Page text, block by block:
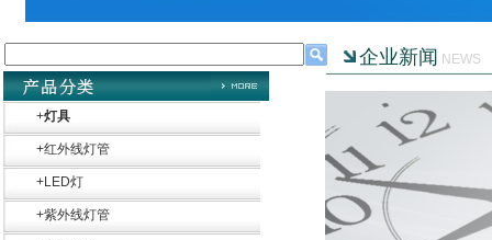
+灯具
+红外线灯管
+LED灯
+紫外线灯管
企业新闻 NEWS